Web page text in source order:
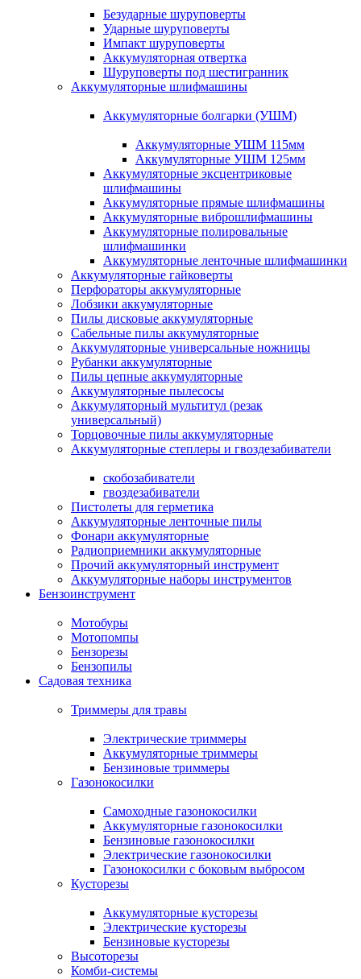
Безударные шуруповерты
Ударные шуруповерты
Импакт шуруповерты
Аккумуляторная отвертка
Шуруповерты под шестигранник
Аккумуляторные шлифмашины
Аккумуляторные болгарки (УШМ)
Аккумуляторные УШМ 115мм
Аккумуляторные УШМ 125мм
Аккумуляторные эксцентриковые
шлифмашины
Аккумуляторные прямые шлифмашины
Аккумуляторные виброшлифмашины
Аккумуляторные полировальные
шлифмашинки
Аккумуляторные ленточные шлифмашинки
Аккумуляторные гайковерты
Перфораторы аккумуляторные
Лобзики аккумуляторные
Пилы дисковые аккумуляторные
Сабельные пилы аккумуляторные
Аккумуляторные универсальные ножницы
Рубанки аккумуляторные
Пилы цепные аккумуляторные
Аккумуляторные пылесосы
Аккумуляторный мультитул (резак
универсальный)
Торцовочные пилы аккумуляторные
Аккумуляторные степлеры и гвоздезабиватели
скобозабиватели
гвоздезабиватели
Пистолеты для герметика
Аккумуляторные ленточные пилы
Фонари аккумуляторные
Радиоприемники аккумуляторные
Прочий аккумуляторный инструмент
Аккумуляторные наборы инструментов
Бензоинструмент
Мотобуры
Мотопомпы
Бензорезы
Бензопилы
Садовая техника
Триммеры для травы
Электрические триммеры
Аккумуляторные триммеры
Бензиновые триммеры
Газонокосилки
Самоходные газонокосилки
Аккумуляторные газонокосилки
Бензиновые газонокосилки
Электрические газонокосилки
Газонокосилки с боковым выбросом
Кусторезы
Аккумуляторные кусторезы
Электрические кусторезы
Бензиновые кусторезы
Высоторезы
Комби-системы